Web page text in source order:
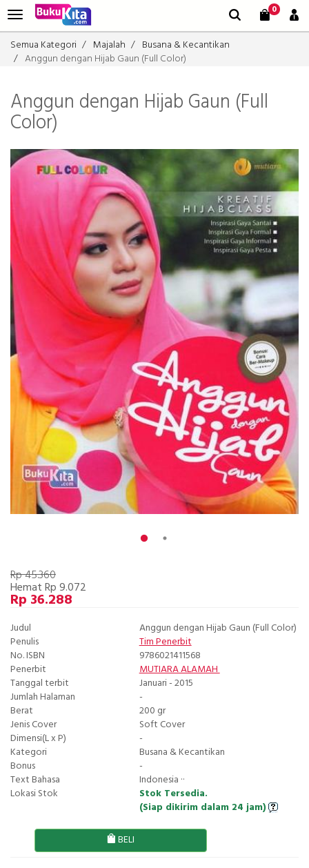
0
Semua Kategori Majalah
Busana & Kecantikan
Anggun dengan Hijab Gaun (Full Color)
Anggun dengan Hijab Gaun (Full
Color)
Rp 45.360
Hemat Rp 9.072
Rp 36.288
Judul
Anggun dengan Hijab Gaun (Full Color)
Penulis
Tim Penerbit
No. ISBN
9786021411568
Penerbit
MUTIARA ALAMAH
Tanggal terbit
Januari - 2015
Jumlah Halaman
-
Berat
200 gr
Jenis Cover
Soft Cover
Dimensi(L x P)
-
Kategori
Busana & Kecantikan
Bonus
-
Text Bahasa
Indonesia ··
Lokasi Stok
Stok Tersedia.
(Siap dikirim dalam 24 jam)
BELI